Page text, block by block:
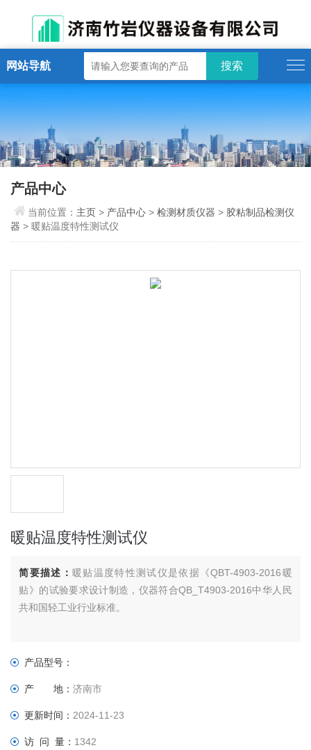
网站导航
产品中心
当前位置： 主页> 产品中心 >检测材质仪器 > 胶粘制品检测仪
器 > 暖贴温度特性测试仪
暖贴温度特性测试仪
简要描述：暖贴温度特性测试仪是依据《QBT-4903-2016暖
贴》的试验要求设计制造，仪器符合QB_T4903-2016中华人民
共和国轻工业行业标准。
产品型号：
产 地：济南市
更新时间：2024-11-23
访 问 量： 1342